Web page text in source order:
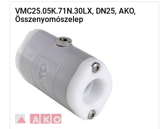
VMC25.05K.71N.30LX, DN25, AKO,
Összenyomószelep